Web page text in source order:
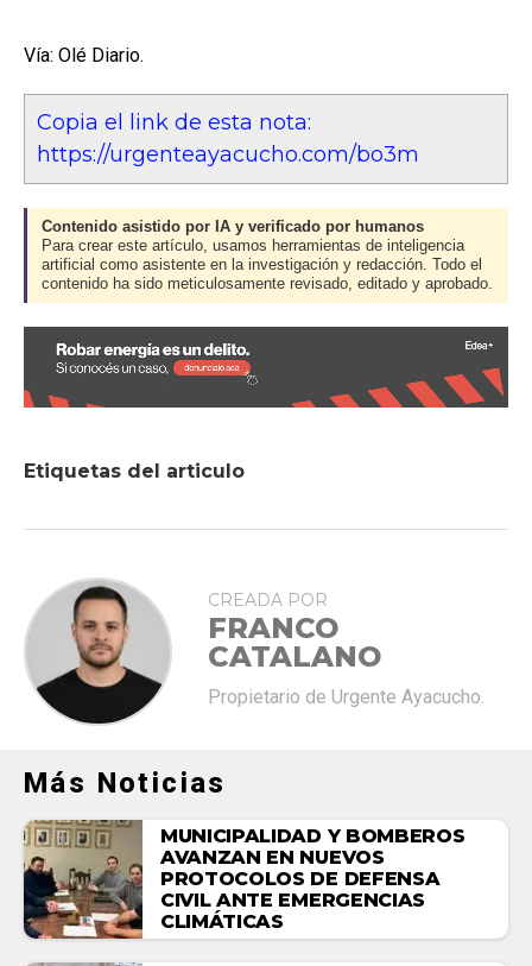
Vía: Olé Diario.
Copia el link de esta nota:
https://urgenteayacucho.com/bo3m
Contenido asistido por IA y verificado por humanos
Para crear este artículo, usamos herramientas de inteligencia
artificial como asistente en la investigación y redacción. Todo el
contenido ha sido meticulosamente revisado, editado y aprobado.
Etiquetas del articulo
CREADA POR
FRANCO
CATALANO
Propietario de Urgente Ayacucho.
Más Noticias
MUNICIPALIDAD Y BOMBEROS
AVANZAN EN NUEVOS
PROTOCOLOS DE DEFENSA
CIVIL ANTE EMERGENCIAS
CLIMÁTICAS